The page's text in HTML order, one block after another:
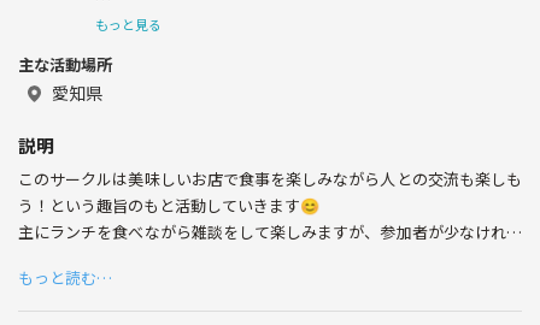
時間があれば色々と参加してみたいと思い登録しました
趣味はグルメとお喋りで最近ダイエット始めました！
もっと見る
主な活動場所
愛知県
説明
このサークルは美味しいお店で食事を楽しみながら人との交流も楽しも
う！という趣旨のもと活動していきます😊
主にランチを食べながら雑談をして楽しみますが、参加者が少なければ
もっと読む…